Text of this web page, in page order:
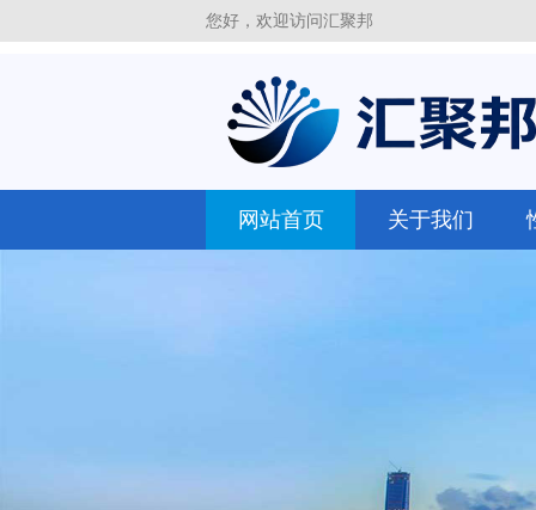
您好，欢迎访问汇聚邦
网站首页 关于我们